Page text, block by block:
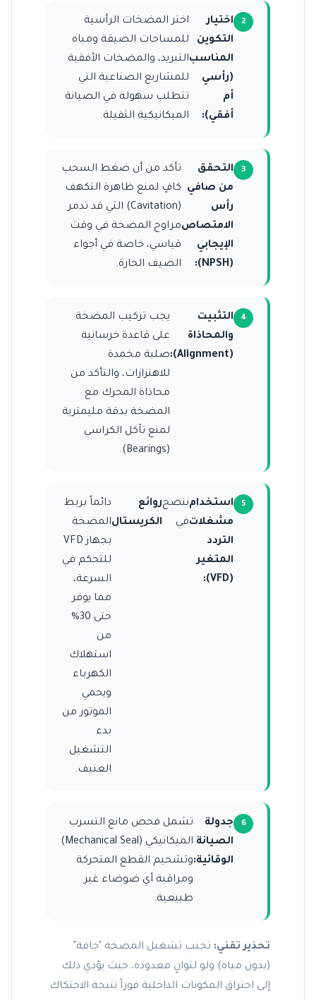
اختيار
التكوين
المناسب
(رأسي
أم
أفقي):
اختر المضخات الرأسية
للمساحات الضيقة ومياه
التبريد، والمضخات الأفقية
للمشاريع الصناعية التي
تتطلب سهولة في الصيانة
الميكانيكية الثقيلة.
التحقق
من صافي
رأس
الامتصاص
الإيجابي
(NPSH):
تأكد من أن ضغط السحب
كافٍ لمنع ظاهرة التكهف
(Cavitation) التي قد تدمر
مراوح المضخة في وقت
قياسي، خاصة في أجواء
الصيف الحارة.
التثبيت
والمحاذاة
(Alignment):
يجب تركيب المضخة
على قاعدة خرسانية
صلبة مخمدة
للاهتزازات، والتأكد من
محاذاة المحرك مع
المضخة بدقة مليمترية
لمنع تآكل الكراسي
(Bearings).
استخدام
مشغلات
التردد
المتغير
(VFD):
ننصح
في
روائع
الكريستال
دائماً بربط
المضخة
بجهاز VFD
للتحكم في
السرعة،
مما يوفر
حتى 30%
من
استهلاك
الكهرباء
ويحمي
الموتور من
بدء
التشغيل
العنيف.
جدولة
الصيانة
الوقائية:
تشمل فحص مانع التسرب
الميكانيكي (Mechanical Seal)
وتشحيم القطع المتحركة
ومراقبة أي ضوضاء غير
طبيعية.
تحذير تقني: تجنب تشغيل المضخة "جافة"
(بدون مياه) ولو لثوانٍ معدودة، حيث يؤدي ذلك
إلى احتراق المكونات الداخلية فوراً نتيجة الاحتكاك